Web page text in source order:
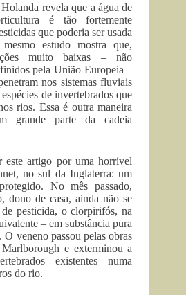
revela que a água de
é tão fortemente
que poderia ser usada
estudo mostra que,
muito baixas – não
pela União Europeia –
nos sistemas fluviais
de invertebrados que
rios. Essa é outra maneira
grande parte da cadeia
este artigo por uma horrível
no sul da Inglaterra: um
No mês passado,
dono de casa, ainda não se
pesticida, o clorpirifós, na
– em substância pura
O veneno passou pelas obras
e exterminou a
existentes numa
do rio.